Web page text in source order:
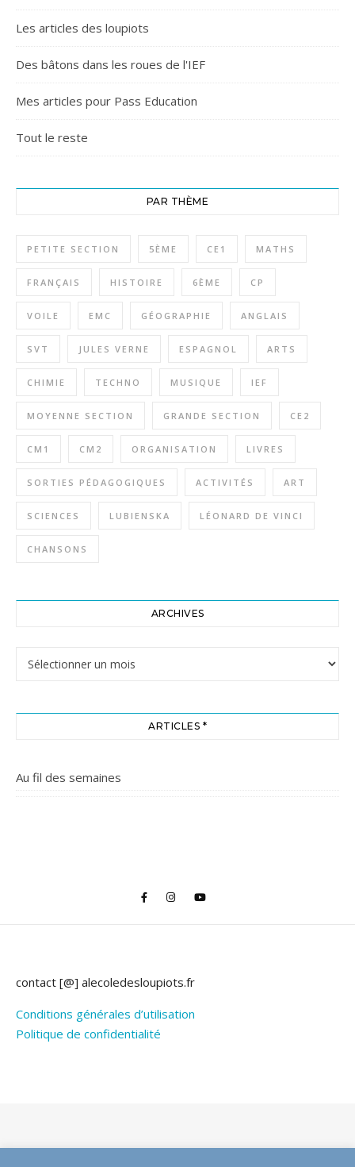
Les articles des loupiots
Des bâtons dans les roues de l'IEF
Mes articles pour Pass Education
Tout le reste
PAR THÈME
PETITE SECTION 5ÈME CE1 MATHS
FRANÇAIS HISTOIRE 6ÈME CP
VOILE EMC GÉOGRAPHIE ANGLAIS
SVT JULES VERNE ESPAGNOL ARTS
CHIMIE TECHNO MUSIQUE IEF
MOYENNE SECTION GRANDE SECTION CE2
CM1 CM2 ORGANISATION LIVRES
SORTIES PÉDAGOGIQUES ACTIVITÉS ART
SCIENCES LUBIENSKA LÉONARD DE VINCI
CHANSONS
ARCHIVES
ARTICLES *
Au fil des semaines
contact [@] alecoledesloupiots.fr
Conditions générales d’utilisation
Politique de confidentialité